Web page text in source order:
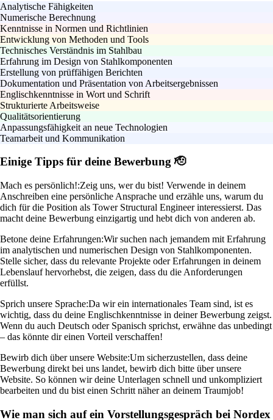
Analytische Fähigkeiten
Numerische Berechnung
Kenntnisse in Normen und Richtlinien
Entwicklung von Methoden und Tools
Technisches Verständnis im Stahlbau
Erfahrung im Design von Stahlkomponenten
Erstellung von prüffähigen Berichten
Dokumentation und Präsentation von Arbeitsergebnissen
Englischkenntnisse in Wort und Schrift
Strukturierte Arbeitsweise
Qualitätsorientierung
Anpassungsfähigkeit an neue Technologien
Teamarbeit und Kommunikation
Einige Tipps für deine Bewerbung 🫡
Mach es persönlich!:Zeig uns, wer du bist! Verwende in deinem
Anschreiben eine persönliche Ansprache und erzähle uns, warum du
dich für die Position als Tower Structural Engineer interessierst. Das
macht deine Bewerbung einzigartig und hebt dich von anderen ab.
Betone deine Erfahrungen:Wir suchen nach jemandem mit Erfahrung
im analytischen und numerischen Design von Stahlkomponenten.
Stelle sicher, dass du relevante Projekte oder Erfahrungen in deinem
Lebenslauf hervorhebst, die zeigen, dass du die Anforderungen
erfüllst.
Sprich unsere Sprache:Da wir ein internationales Team sind, ist es
wichtig, dass du deine Englischkenntnisse in deiner Bewerbung zeigst.
Wenn du auch Deutsch oder Spanisch sprichst, erwähne das unbedingt
– das könnte dir einen Vorteil verschaffen!
Bewirb dich über unsere Website:Um sicherzustellen, dass deine
Bewerbung direkt bei uns landet, bewirb dich bitte über unsere
Website. So können wir deine Unterlagen schnell und unkompliziert
bearbeiten und du bist einen Schritt näher an deinem Traumjob!
Wie man sich auf ein Vorstellungsgespräch bei Nordex